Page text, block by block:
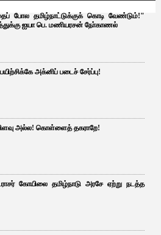
போல தமிழ்நாட்டுக்குக் கொடி வேண்டும்!"
ஐயா பெ. மணியரசன் நோ்காணல்
அக்னிப் படைச் சேர்ப்பு!
அல்ல! கொள்ளைத் தகராறே!
கோயிலை தமிழ்நாடு அரசே ஏற்று நடத்த